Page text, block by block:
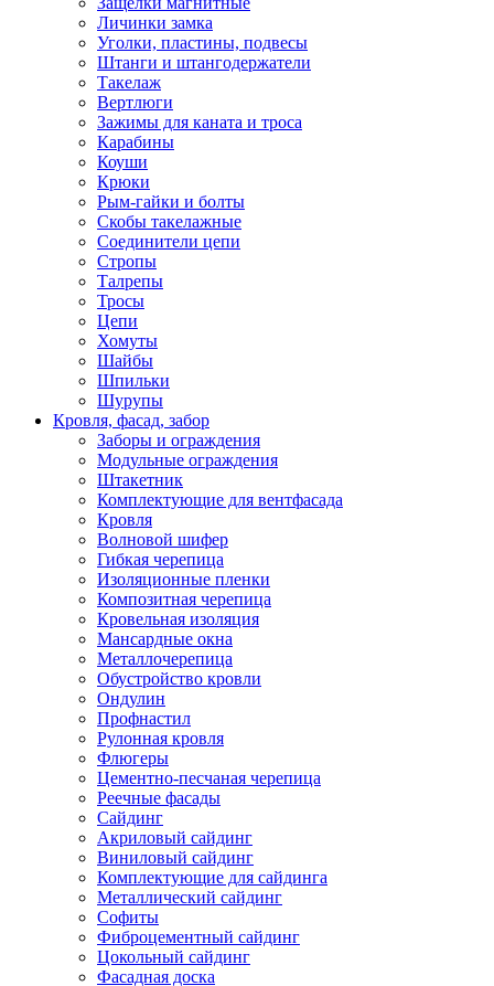
Личинки замка
Уголки, пластины, подвесы
Штанги и штангодержатели
Такелаж
Вертлюги
Зажимы для каната и троса
Карабины
Коуши
Крюки
Рым-гайки и болты
Скобы такелажные
Соединители цепи
Стропы
Талрепы
Тросы
Цепи
Хомуты
Шайбы
Шпильки
Шурупы
Кровля, фасад, забор
Заборы и ограждения
Модульные ограждения
Штакетник
Комплектующие для вентфасада
Кровля
Волновой шифер
Гибкая черепица
Изоляционные пленки
Композитная черепица
Кровельная изоляция
Мансардные окна
Металлочерепица
Обустройство кровли
Ондулин
Профнастил
Рулонная кровля
Флюгеры
Цементно-песчаная черепица
Реечные фасады
Сайдинг
Акриловый сайдинг
Виниловый сайдинг
Комплектующие для сайдинга
Металлический сайдинг
Софиты
Фиброцементный сайдинг
Цокольный сайдинг
Фасадная доска